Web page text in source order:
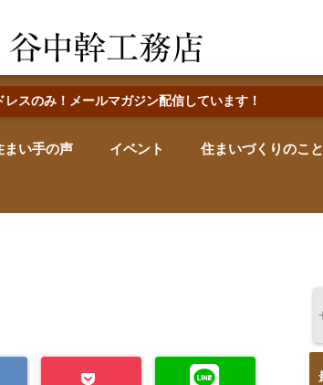
スのみ！メールマガジン配信しています！
まい手の声 イベント 住まいづくりのこと